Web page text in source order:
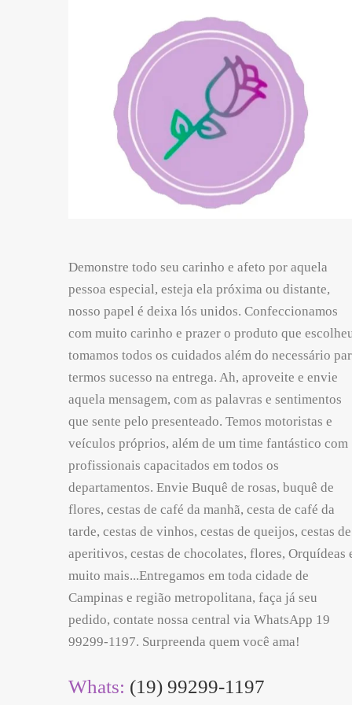
Demonstre todo seu carinho e afeto por aquela
pessoa especial, esteja ela próxima ou distante,
nosso papel é deixa lós unidos. Confeccionamos
com muito carinho e prazer o produto que
tomamos todos os cuidados além do necessário
termos sucesso na entrega. Ah, aproveite e envie
aquela mensagem, com as palavras e sentimentos
que sente pelo presenteado. Temos motoristas e
veículos próprios, além de um time fantástico com
profissionais capacitados em todos os
departamentos. Envie Buquê de rosas, buquê de
flores, cestas de café da manhã, cesta de café da
tarde, cestas de vinhos, cestas de queijos, cestas de
aperitivos, cestas de chocolates, flores, Orquídeas
muito mais...Entregamos em toda cidade de
Campinas e região metropolitana, faça já seu
pedido, contate nossa central via WhatsApp 19
99299-1197. Surpreenda quem você ama!
Whats: (19) 99299-1197